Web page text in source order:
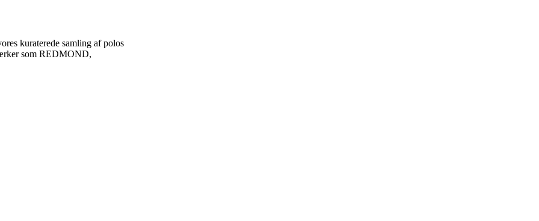
kuraterede samling af polos
som REDMOND,